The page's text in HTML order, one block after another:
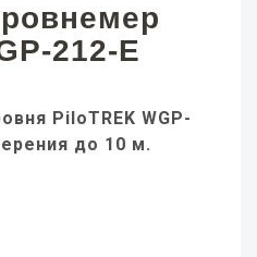
212-E
PiloTREK WGP-
до 10 м.